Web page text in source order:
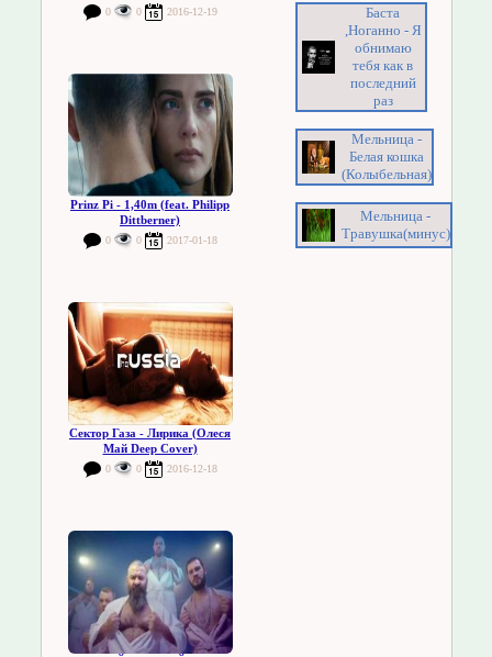
0 0 2016-12-19
Prinz Pi - 1,40m (feat. Philipp
Dittberner)
0 0 2017-01-18
Сектор Газа - Лирика (Олеся
Май Deep Cover)
0 0 2016-12-18
Баста
,Ноганно - Я
обнимаю
тебя как в
последний
раз
Мельница -
Белая кошка
(Колыбельная)
Мельница -
Травушка(минус)